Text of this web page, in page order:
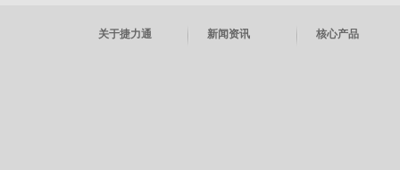
关于捷力通 新闻资讯 核心产品